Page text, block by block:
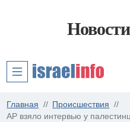
Главная
Происшествия
АР взяло интервью у